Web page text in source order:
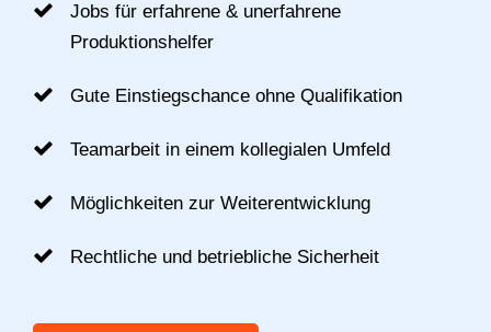
Jobs für erfahrene & unerfahrene
Produktionshelfer
Gute Einstiegschance ohne Qualifikation
Teamarbeit in einem kollegialen Umfeld
Möglichkeiten zur Weiterentwicklung
Rechtliche und betriebliche Sicherheit